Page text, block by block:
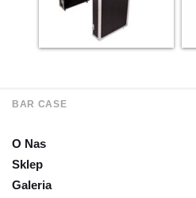
BAR CASE
O Nas
Sklep
Galeria